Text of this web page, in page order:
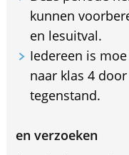
kunnen
en lesuitval.
Iedereen is
naar klas 4
tegenstand.
en verzoeken